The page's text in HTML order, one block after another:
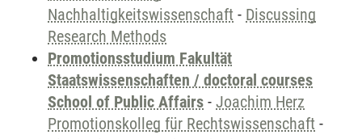
Nachhaltigkeitswissenschaft - Discussing
Research Methods
Promotionsstudium Fakultät
Staatswissenschaften / doctoral courses
School of Public Affairs - Joachim Herz
Promotionskolleg für Rechtswissenschaft -